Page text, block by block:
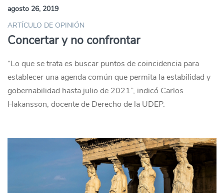
agosto 26, 2019
ARTÍCULO DE OPINIÓN
Concertar y no confrontar
“Lo que se trata es buscar puntos de coincidencia para
establecer una agenda común que permita la estabilidad y
gobernabilidad hasta julio de 2021”, indicó Carlos
Hakansson, docente de Derecho de la UDEP.